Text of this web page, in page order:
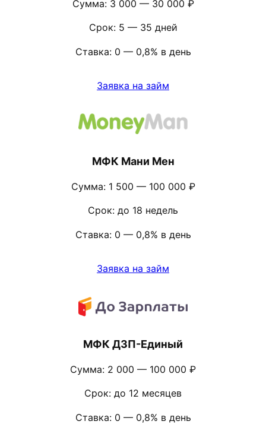
Сумма: 3 000 — 30 000 ₽
Срок: 5 — 35 дней
Ставка: 0 — 0,8% в день
Заявка на займ
МФК Мани Мен
Сумма: 1 500 — 100 000 ₽
Срок: до 18 недель
Ставка: 0 — 0,8% в день
Заявка на займ
МФК ДЗП-Единый
Сумма: 2 000 — 100 000 ₽
Срок: до 12 месяцев
Ставка: 0 — 0,8% в день